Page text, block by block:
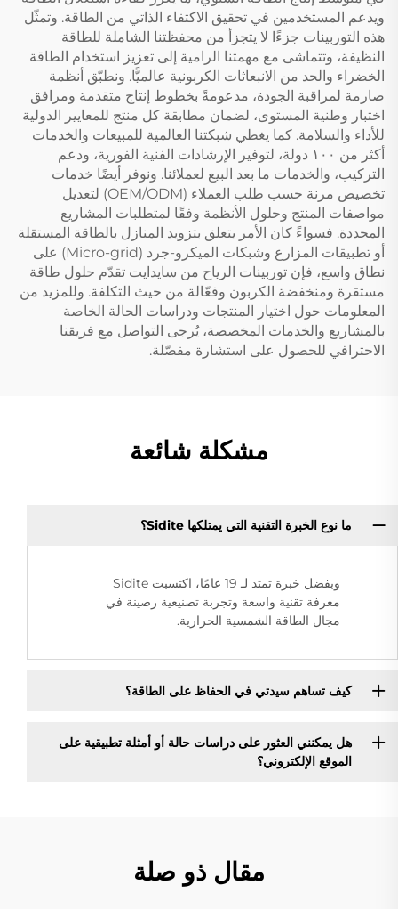
ويدعم المستخدمين في تحقيق الاكتفاء الذاتي من الطاقة. وتمثّل
هذه التوربينات جزءًا لا يتجزأ من محفظتنا الشاملة للطاقة
النظيفة، وتتماشى مع مهمتنا الرامية إلى تعزيز استخدام الطاقة
الخضراء والحد من الانبعاثات الكربونية عالميًّا. ونطبّق أنظمة
صارمة لمراقبة الجودة، مدعومةً بخطوط إنتاج متقدمة ومرافق
اختبار وطنية المستوى، لضمان مطابقة كل منتج للمعايير الدولية
للأداء والسلامة. كما يغطي شبكتنا العالمية للمبيعات والخدمات
أكثر من ١٠٠ دولة، لتوفير الإرشادات الفنية الفورية، ودعم
التركيب، والخدمات ما بعد البيع لعملائنا. ونوفر أيضًا خدمات
تخصيص مرنة حسب طلب العملاء (OEM/ODM) لتعديل
مواصفات المنتج وحلول الأنظمة وفقًا لمتطلبات المشاريع
المحددة. فسواءً كان الأمر يتعلق بتزويد المنازل بالطاقة المستقلة
أو تطبيقات المزارع وشبكات الميكرو-جرد (Micro-grid) على
نطاق واسع، فإن توربينات الرياح من سايدايت تقدّم حلول طاقة
مستقرة ومنخفضة الكربون وفعّالة من حيث التكلفة. وللمزيد من
المعلومات حول اختيار المنتجات ودراسات الحالة الخاصة
بالمشاريع والخدمات المخصصة، يُرجى التواصل مع فريقنا
الاحترافي للحصول على استشارة مفصّلة.
مشكلة شائعة
ما نوع الخبرة التقنية التي يمتلكها Sidite؟
وبفضل خبرة تمتد لـ 19 عامًا، اكتسبت Sidite
معرفة تقنية واسعة وتجربة تصنيعية رصينة في
مجال الطاقة الشمسية الحرارية.
كيف تساهم سيدتي في الحفاظ على الطاقة؟
هل يمكنني العثور على دراسات حالة أو أمثلة تطبيقية على
الموقع الإلكتروني؟
مقال ذو صلة